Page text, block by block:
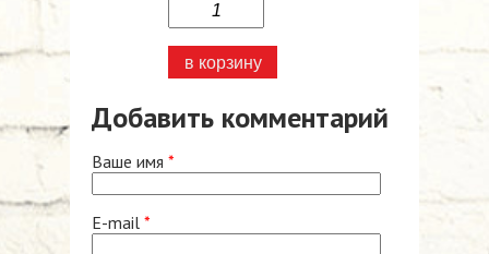
Добавить комментарий
Ваше имя *
E-mail *